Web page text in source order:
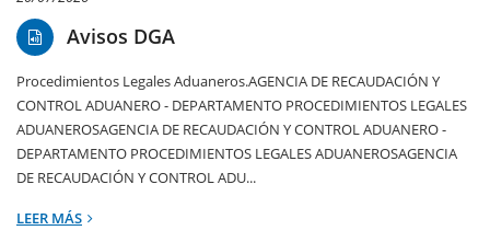
Avisos DGA
Procedimientos Legales Aduaneros.AGENCIA DE RECAUDACIÓN Y
CONTROL ADUANERO - DEPARTAMENTO PROCEDIMIENTOS LEGALES
ADUANEROSAGENCIA DE RECAUDACIÓN Y CONTROL ADUANERO -
DEPARTAMENTO PROCEDIMIENTOS LEGALES ADUANEROSAGENCIA
DE RECAUDACIÓN Y CONTROL ADU...
LEER MÁS